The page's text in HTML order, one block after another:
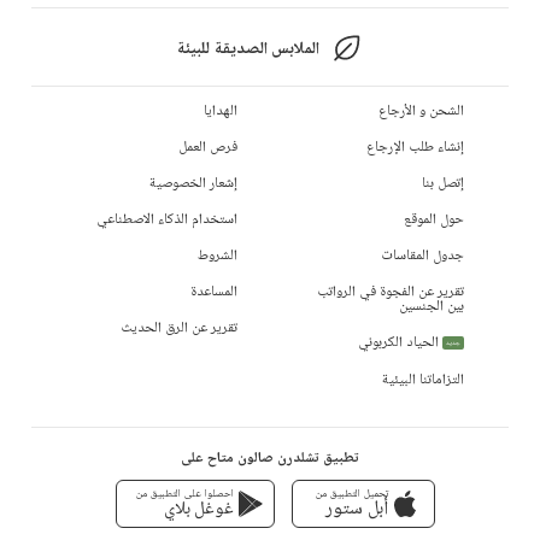
الملابس الصديقة للبيئة
الشحن و الأرجاع
إنشاء طلب الإرجاع
إتصل بنا
حول الموقع
جدول المقاسات
تقرير عن الفجوة في الرواتب
بين الجنسين
جديد
الحياد الكربوني
التزاماتنا البيئية
الهدايا
فرص العمل
إشعار الخصوصية
استخدام الذكاء الاصطناعي
الشروط
المساعدة
تقرير عن الرق الحديث
تطبيق تشلدرن صالون متاح على
تحميل التطبيق من
أبل ستور
احصلوا على التطبيق من
غوغل بلاي